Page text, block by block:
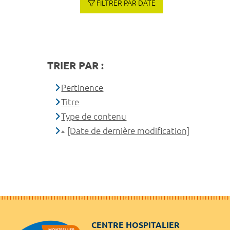
FILTRER PAR DATE
TRIER PAR :
Pertinence
Titre
Type de contenu
[Date de dernière modification]
CENTRE HOSPITALIER